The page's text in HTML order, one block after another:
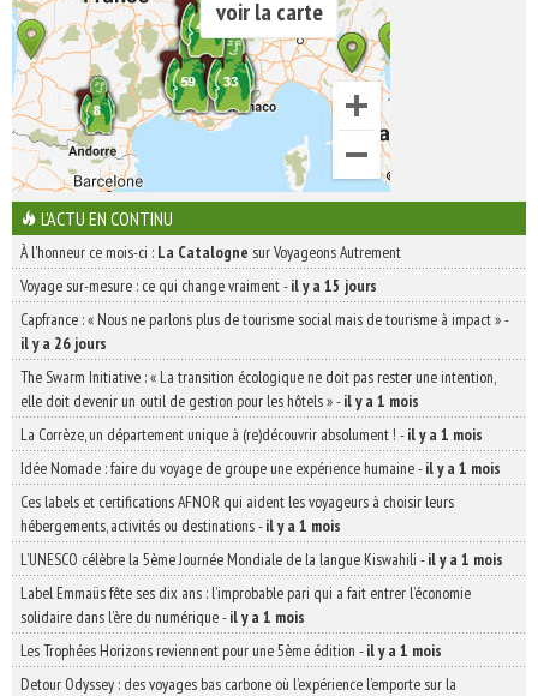
voir la carte
L'ACTU EN CONTINU
À l'honneur ce mois-ci : La Catalogne sur Voyageons Autrement
Voyage sur-mesure : ce qui change vraiment-il y a 15 jours
Capfrance : « Nous ne parlons plus de tourisme social mais de tourisme à impact »-
il y a 26 jours
The Swarm Initiative : « La transition écologique ne doit pas rester une intention,
elle doit devenir un outil de gestion pour les hôtels »-il y a 1 mois
La Corrèze, un département unique à (re)découvrir absolument ! -il y a 1 mois
Idée Nomade : faire du voyage de groupe une expérience humaine-il y a 1 mois
Ces labels et certifications AFNOR qui aident les voyageurs à choisir leurs
hébergements, activités ou destinations-il y a 1 mois
L’UNESCO célèbre la 5ème Journée Mondiale de la langue Kiswahili -il y a 1 mois
Label Emmaüs fête ses dix ans : l’improbable pari qui a fait entrer l’économie
solidaire dans l’ère du numérique-il y a 1 mois
Les Trophées Horizons reviennent pour une 5ème édition -il y a 1 mois
Detour Odyssey : des voyages bas carbone où l’expérience l’emporte sur la